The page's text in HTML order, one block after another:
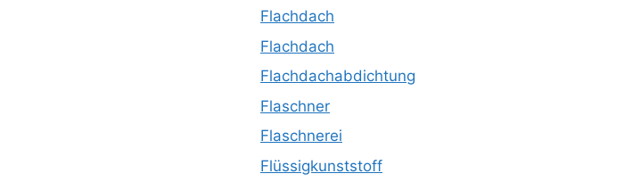
Flachdach
Flachdach
Flachdachabdichtung
Flaschner
Flaschnerei
Flüssigkunststoff